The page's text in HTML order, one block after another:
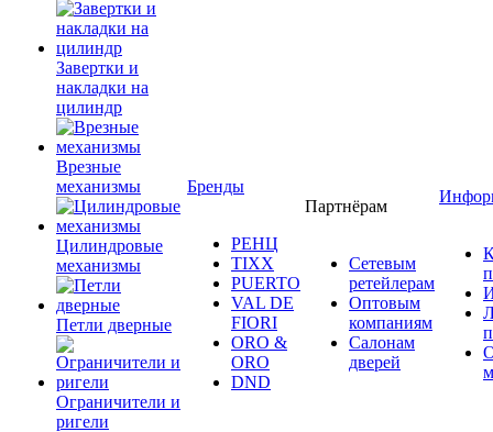
Завертки и
накладки на
цилиндр
Врезные
механизмы
Цилиндровые
механизмы
Петли дверные
Ограничители и
ригели
Бренды
РЕНЦ
TIXX
PUERTO
VAL DE
FIORI
ORO &
ORO
DND
Партнёрам
Сетевым
ретейлерам
Оптовым
компаниям
Салонам
дверей